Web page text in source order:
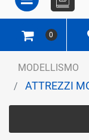
0
MODELLISMO
ATTREZZI